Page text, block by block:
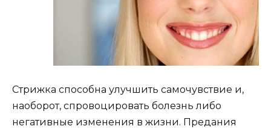
Стрижка способна улучшить самочувствие и,
наоборот, спровоцировать болезнь либо
негативные изменения в жизни. Предания